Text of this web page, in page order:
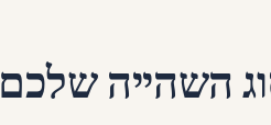
השהייה שלכם